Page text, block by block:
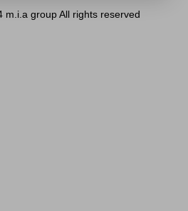
m.i.a group All rights reserved